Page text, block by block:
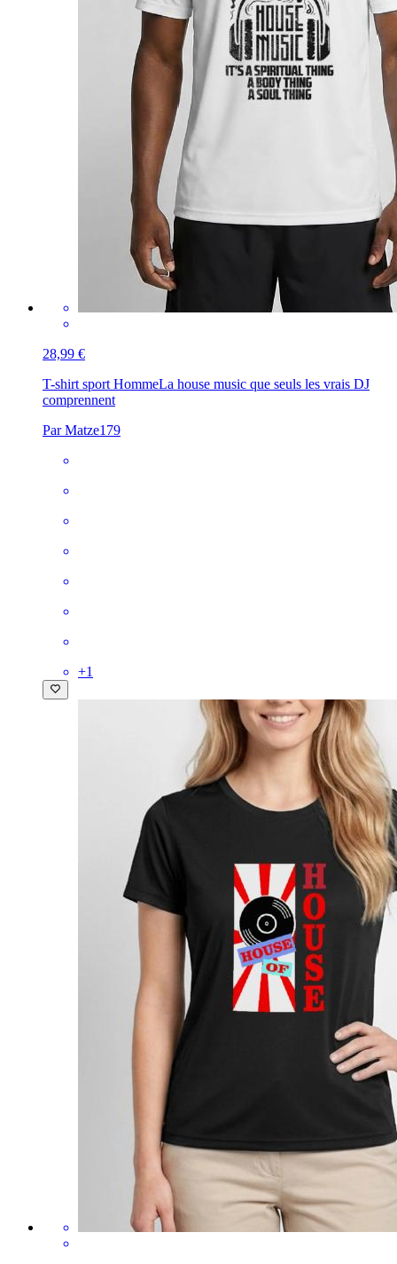
28,99 €
T-shirt sport HommeLa house music que seuls les vrais DJ
comprennent
Par Matze179
+1